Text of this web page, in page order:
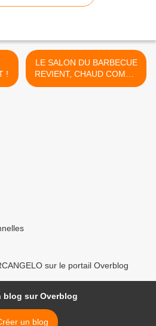
!
LE SALON DU BARBECUE
REVIENT, CHAUD COMME
LA BRAISE ! >
sur le portail Overblog
blog sur Overblog
un blog